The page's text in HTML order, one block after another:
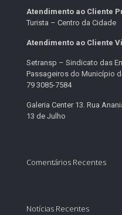
Atendimento ao Cliente
Turista – Centro da Cidade
Atendimento ao Cliente
Setransp – Sindicato das
Passageiros do Município
79 3085-7584
Galeria Center 13. Rua
13 de Julho
Comentários Recentes
Notícias Recentes